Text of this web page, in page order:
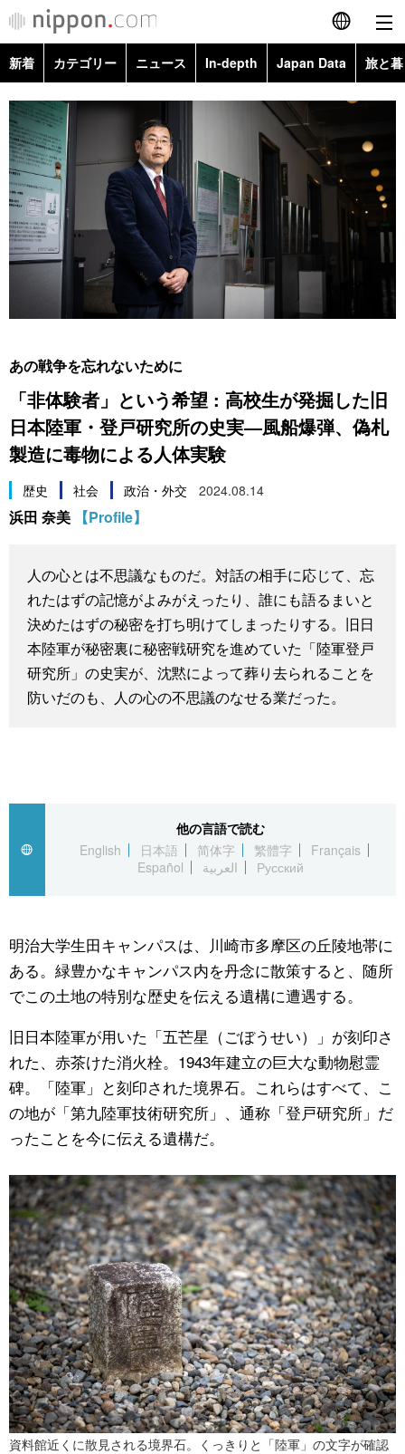
English
简体字
繁體字
Français
Español
カテゴリー
政治・外交
経済・ビジネス
社会
文化
科学・技術
スポーツ・東京2020
ニュース
トップ
In-depth
旅と暮らし
動画/Live
Books
Topics
Images
People
公式SNS
新着 カテゴリー ニュース In-depth Japan Data 旅と
政治・外交
経済・ビジネス
国際・海外
社会
スポーツ・東京2020
Topics
Images
People
東京
お知らせ
あの戦争を忘れないために
「非体験者」という希望 : 高校生が発掘した旧
日本陸軍・登戸研究所の史実―風船爆弾、偽札
製造に毒物による人体実験
歴史 社会 政治・外交 2024.08.14
浜田 奈美 【Profile】
人の心とは不思議なものだ。対話の相手に応じて、忘
れたはずの記憶がよみがえったり、誰にも語るまいと
決めたはずの秘密を打ち明けてしまったりする。旧日
本陸軍が秘密裏に秘密戦研究を進めていた「陸軍登戸
研究所」の史実が、沈黙によって葬り去られることを
防いだのも、人の心の不思議のなせる業だった。
他の言語で読む
English
日本語 简体字 繁體字
Français
Español
العربية Русский
明治大学生田キャンパスは、川崎市多摩区の丘陵地帯に
ある。緑豊かなキャンパス内を丹念に散策すると、随所
でこの土地の特別な歴史を伝える遺構に遭遇する。
旧日本陸軍が用いた「五芒星（ごぼうせい）」が刻印さ
れた、赤茶けた消火栓。1943年建立の巨大な動物慰霊
碑。「陸軍」と刻印された境界石。これらはすべて、こ
の地が「第九陸軍技術研究所」、通称「登戸研究所」だ
ったことを今に伝える遺構だ。
資料館近くに散見される境界石。くっきりと「陸軍」の文字が確認